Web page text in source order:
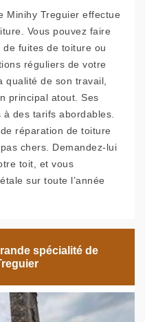
Minihy Treguier effectue
Vous pouvez faire
fuites de toiture ou
réguliers de votre
qualité de son travail,
principal atout. Ses
des tarifs abordables.
réparation de toiture
chers. Demandez-lui
toit, et vous
sur toute l’année
spécialité de